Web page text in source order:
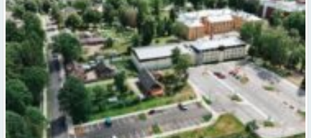
Noslēgusies Semināra ielas pārbūve un stāvlaukuma izbūve
Valmierā